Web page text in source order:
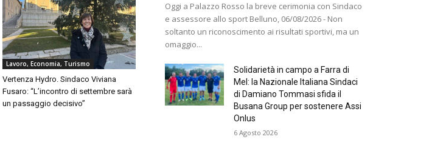
Lavoro, Economia, Turismo
Vertenza Hydro. Sindaco Viviana
Fusaro: “L’incontro di settembre sarà
un passaggio decisivo”
Oggi a Palazzo Rosso la breve cerimonia con Sindaco
e assessore allo sport Belluno, 06/08/2026 - Non
soltanto un riconoscimento ai risultati sportivi, ma un
omaggio...
Solidarietà in campo a Farra di
Mel: la Nazionale Italiana Sindaci
di Damiano Tommasi sfida il
Busana Group per sostenere Assi
Onlus
6 Agosto 2026